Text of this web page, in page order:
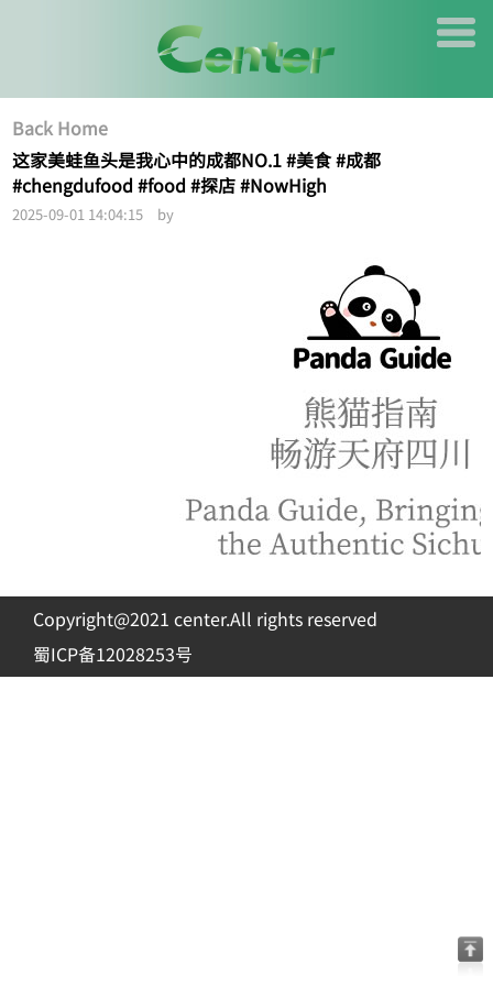
Back Home
这家美蛙鱼头是我心中的成都NO.1 #美食 #成都
#chengdufood #food #探店 #NowHigh
2025-09-01 14:04:15 by
Copyright@2021 center.All rights reserved
蜀ICP备12028253号